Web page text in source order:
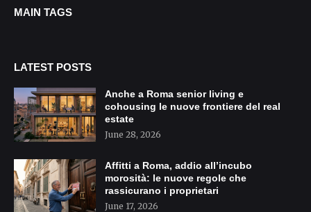
MAIN TAGS
LATEST POSTS
Anche a Roma senior living e
cohousing le nuove frontiere del real
estate
June 28, 2026
Affitti a Roma, addio all’incubo
morosità: le nuove regole che
rassicurano i proprietari
June 17, 2026